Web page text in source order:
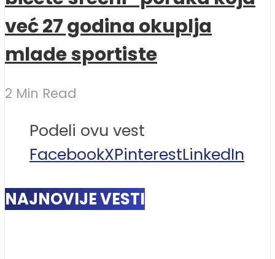
već 27 godina okuplja
mlade sportiste
2 Min Read
Podeli ovu vest
FacebookXPinterestLinkedIn
NAJNOVIJE VESTI